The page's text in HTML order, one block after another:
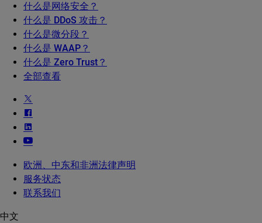
什么是网络安全？
什么是 DDoS 攻击？
什么是微分段？
什么是 WAAP？
什么是 Zero Trust？
全部查看
欧洲、中东和非洲法律声明
服务状态
联系我们
中文